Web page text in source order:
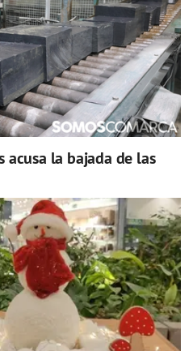
acusa la bajada de las